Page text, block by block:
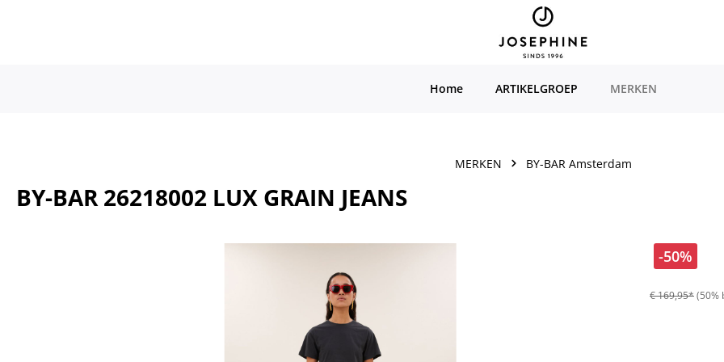
Home ARTIKELGROEP MERKEN
MERKEN BY-BAR Amsterdam
BY-BAR 26218002 LUX GRAIN JEANS
-50%
€ 169,95*(50%